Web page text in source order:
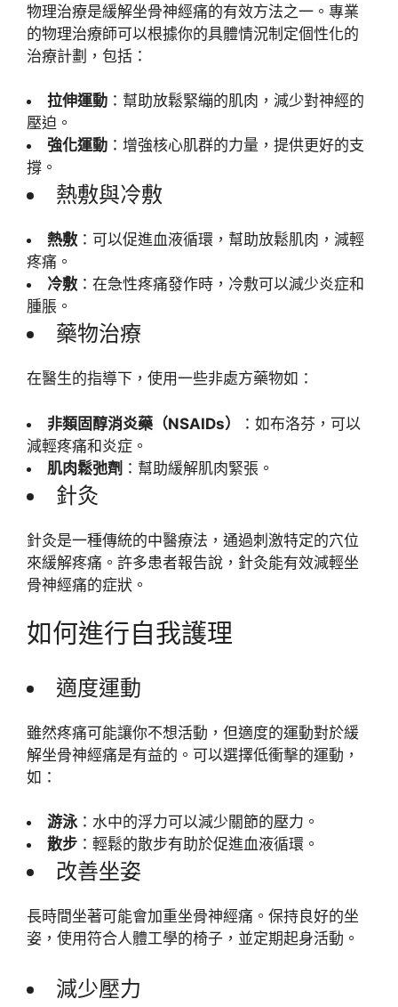
物理治療是緩解坐骨神經痛的有效方法之一。專業
的物理治療師可以根據你的具體情況制定個性化的
治療計劃，包括：
拉伸運動 ：幫助放鬆緊繃的肌肉，減少對神經的
壓迫。
強化運動 ：增強核心肌群的力量，提供更好的支
撐。
熱敷與冷敷
熱敷 ：可以促進血液循環，幫助放鬆肌肉，減輕
疼痛。
冷敷 ：在急性疼痛發作時，冷敷可以減少炎症和
腫脹。
藥物治療
在醫生的指導下，使用一些非處方藥物如：
非類固醇消炎藥（NSAIDs）
：如布洛芬，可以
減輕疼痛和炎症。
肌肉鬆弛劑 ：幫助緩解肌肉緊張。
針灸
針灸是一種傳統的中醫療法，通過刺激特定的穴位
來緩解疼痛。許多患者報告說，針灸能有效減輕坐
骨神經痛的症狀。
如何進行自我護理
適度運動
雖然疼痛可能讓你不想活動，但適度的運動對於緩
解坐骨神經痛是有益的。可以選擇低衝擊的運動，
如：
游泳：水中的浮力可以減少關節的壓力。
散步 ：輕鬆的散步有助於促進血液循環。
改善坐姿
長時間坐著可能會加重坐骨神經痛。保持良好的坐
姿，使用符合人體工學的椅子，並定期起身活動。
減少壓力